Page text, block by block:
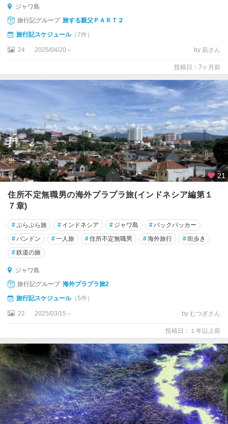
ジャワ島
旅行記グループ 旅する親父ＰＡＲＴ２
旅行記スケジュール（7件）
24 2025/04/20～ by 凪さん
投稿日：7ヶ月前
21
住所不定無職男の海外プラプラ旅(インドネシア編第１
７章)
#ぷらぷら旅 # インドネシア # ジャワ島 #バックパッカー
#バンドン #一人旅 #住所不定無職男 #海外旅行 #街歩き
#鉄道の旅
ジャワ島
旅行記グループ 海外プラプラ旅2
旅行記スケジュール（5件）
22 2025/03/15～ by むつぎさん
投稿日：１年以上前